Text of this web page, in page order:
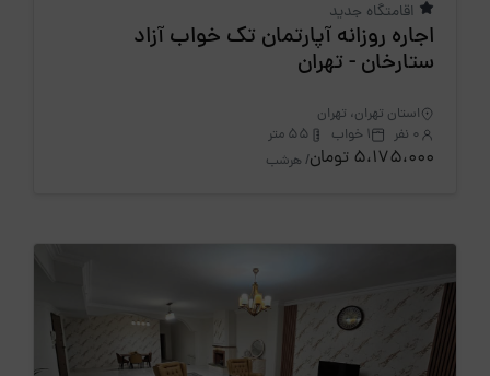
اقامتگاه جدید
اجاره روزانه آپارتمان تک خواب آزاد
ستارخان - تهران
استان تهران، تهران
0 نفر
1 خواب 55 متر
5،175،000 تومان / هرشب